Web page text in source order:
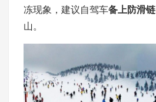
冻现象，建议自驾车备上防滑链
山。